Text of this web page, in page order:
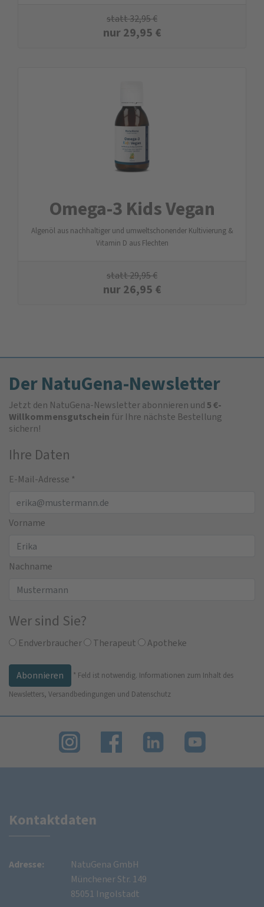
statt32,95€
nur29,95 €
Omega-3 Kids Vegan
Algenöl aus nachhaltiger und umweltschonender Kultivierung &
Vitamin D aus Flechten
statt29,95€
nur26,95 €
Der NatuGena-Newsletter
Jetzt den NatuGena-Newsletter abonnieren und5 €-
Willkommensgutschein für Ihre nächste Bestellung
sichern!
Ihre Daten
E-Mail-Adresse *
Vorname
Nachname
Wer sind Sie?
Endverbraucher Therapeut Apotheke
* Feld ist notwendig. Informationen zum Inhalt des
Newsletters, Versandbedingungen und Datenschutz
Kontaktdaten
Adresse:
NatuGena GmbH
Münchener Str. 149
85051 Ingolstadt